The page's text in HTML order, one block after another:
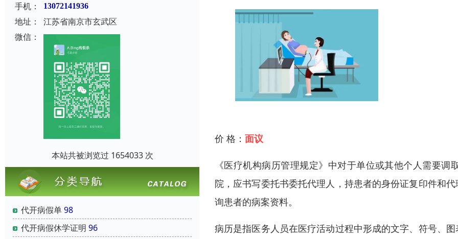
手机：
13072141936
地址：
江苏省南京市玄武区
微信：
本站共被浏览过 1654033 次
代开病假单98
代开病假休学证明 96
价 格： 面议
《医疗机构病历管理规定》中对于单位或其他个人需要
院，应书写委托书委托代理人，持患者的身份证复印件和
询患者的病案资料。
病历是指医务人员在医疗活动过程中形成的文字、符号、